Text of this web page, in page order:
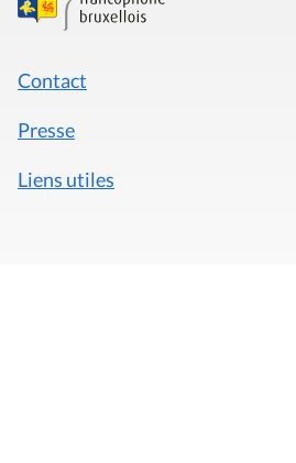
Contact
Presse
Liens utiles